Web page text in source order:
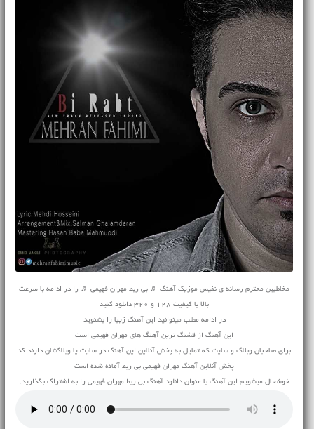
مخاطبین محترم رسانه ی نفیس موزیک آهنگ ♬ بی ربط مهران فهیمی ♬ را در ادامه با سرعت
بالا با کیفیت 128 و 320 دانلود کنید
در ادامه مطلب میتوانید این آهنگ زیبا را بشنوید
این آهنگ از قشنگ ترین آهنگ های مهران فهیمی است
برای صاحبان وبلاگ و سایت که تمایل به پخش آنلاین این آهنگ در سایت یا وبلاگشان دارند کد
پخش آنلاین آهنگ مهران فهیمی بی ربط آماده شده است
خوشحال میشویم این آهنگ با عنوان دانلود آهنگ بی ربط مهران فهیمی را به اشتراک بگذارید.